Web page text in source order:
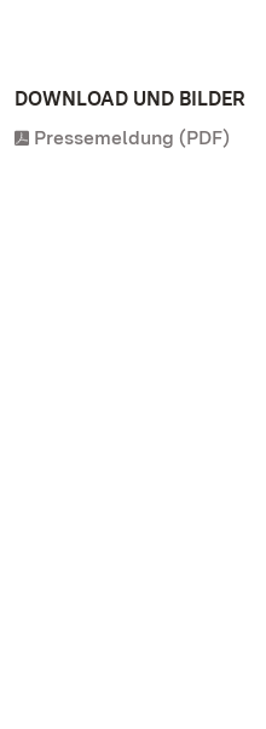
DOWNLOAD UND BILDER
Pressemeldung (PDF)